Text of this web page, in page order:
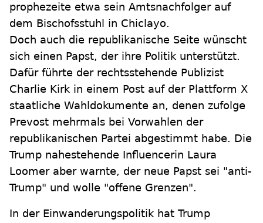
prophezeite etwa sein Amtsnachfolger auf
dem Bischofsstuhl in Chiclayo.
Doch auch die republikanische Seite wünscht
sich einen Papst, der ihre Politik unterstützt.
Dafür führte der rechtsstehende Publizist
Charlie Kirk in einem Post auf der Plattform X
staatliche Wahldokumente an, denen zufolge
Prevost mehrmals bei Vorwahlen der
republikanischen Partei abgestimmt habe. Die
Trump nahestehende Influencerin Laura
Loomer aber warnte, der neue Papst sei "anti-
Trump" und wolle "offene Grenzen".
In der Einwanderungspolitik hat Trump